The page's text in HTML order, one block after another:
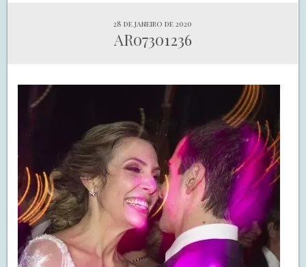
28 de janeiro de 2020
AR07301236